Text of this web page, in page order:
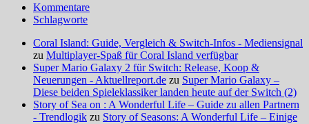
Kommentare
Schlagworte
Coral Island: Guide, Vergleich & Switch-Infos - Mediensignal
zu Multiplayer-Spaß für Coral Island verfügbar
Super Mario Galaxy 2 für Switch: Release, Koop &
Neuerungen - Aktuellreport.de zu Super Mario Galaxy –
Diese beiden Spieleklassiker landen heute auf der Switch (2)
Story of Sea on : A Wonderful Life – Guide zu allen Partnern
- Trendlogik zu Story of Seasons: A Wonderful Life – Einige